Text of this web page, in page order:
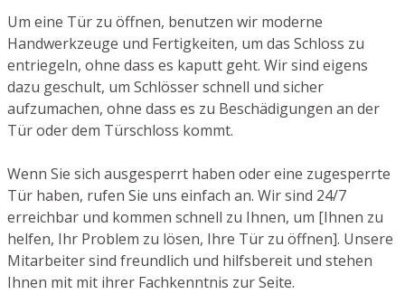
Um eine Tür zu öffnen, benutzen wir moderne
Handwerkzeuge und Fertigkeiten, um das Schloss zu
entriegeln, ohne dass es kaputt geht. Wir sind eigens
dazu geschult, um Schlösser schnell und sicher
aufzumachen, ohne dass es zu Beschädigungen an der
Tür oder dem Türschloss kommt.
Wenn Sie sich ausgesperrt haben oder eine zugesperrte
Tür haben, rufen Sie uns einfach an. Wir sind 24/7
erreichbar und kommen schnell zu Ihnen, um [Ihnen zu
helfen, Ihr Problem zu lösen, Ihre Tür zu öffnen]. Unsere
Mitarbeiter sind freundlich und hilfsbereit und stehen
Ihnen mit mit ihrer Fachkenntnis zur Seite.